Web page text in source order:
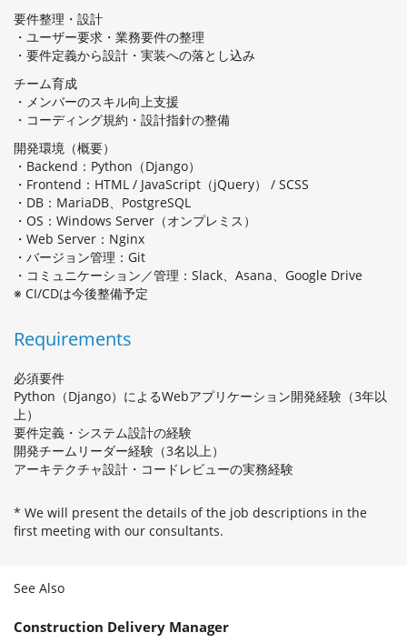
要件整理・設計
・ユーザー要求・業務要件の整理
・要件定義から設計・実装への落とし込み
チーム育成
・メンバーのスキル向上支援
・コーディング規約・設計指針の整備
開発環境（概要）
・Backend：Python（Django）
・Frontend：HTML / JavaScript（jQuery） / SCSS
・DB：MariaDB、PostgreSQL
・OS：Windows Server（オンプレミス）
・Web Server：Nginx
・バージョン管理：Git
・コミュニケーション／管理：Slack、Asana、Google Drive
※ CI/CDは今後整備予定
Requirements
必須要件
Python（Django）によるWebアプリケーション開発経験（3年以
上）
要件定義・システム設計の経験
開発チームリーダー経験（3名以上）
アーキテクチャ設計・コードレビューの実務経験
* We will present the details of the job descriptions in the
first meeting with our consultants.
See Also
Construction Delivery Manager